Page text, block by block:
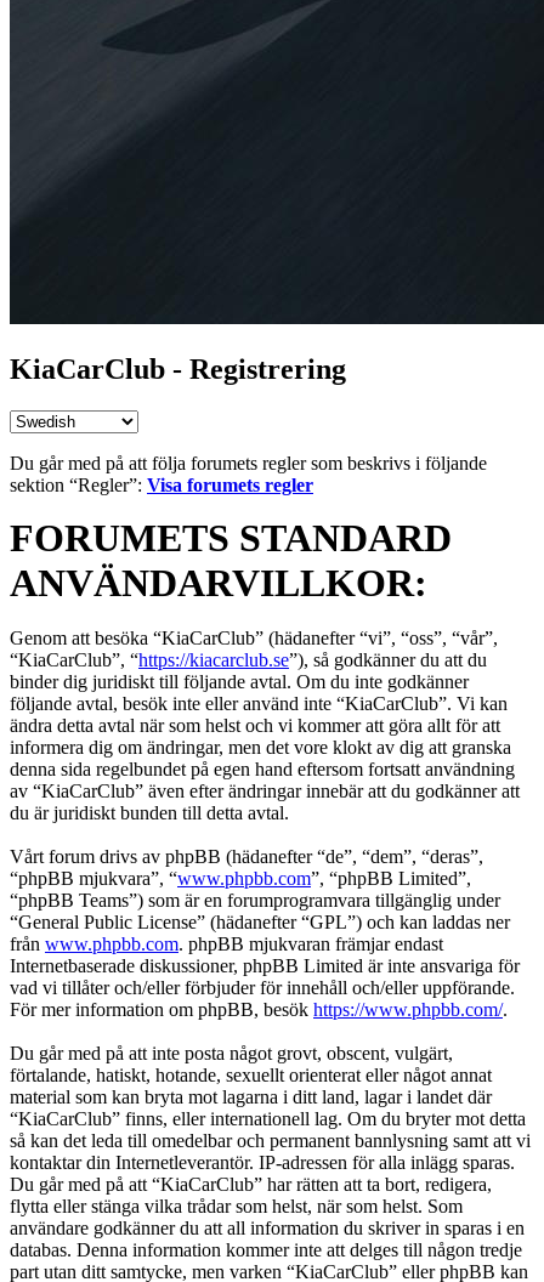
KiaCarClub - Registrering
Du går med på att följa forumets regler som beskrivs i följande
sektion “Regler”: Visa forumets regler
FORUMETS STANDARD
ANVÄNDARVILLKOR:
Genom att besöka “KiaCarClub” (hädanefter “vi”, “oss”, “vår”,
“KiaCarClub”, “https://kiacarclub.se”), så godkänner du att du
binder dig juridiskt till följande avtal. Om du inte godkänner
följande avtal, besök inte eller använd inte “KiaCarClub”. Vi kan
ändra detta avtal när som helst och vi kommer att göra allt för att
informera dig om ändringar, men det vore klokt av dig att granska
denna sida regelbundet på egen hand eftersom fortsatt användning
av “KiaCarClub” även efter ändringar innebär att du godkänner att
du är juridiskt bunden till detta avtal.
Vårt forum drivs av phpBB (hädanefter “de”, “dem”, “deras”,
“phpBB mjukvara”, “www.phpbb.com”, “phpBB Limited”,
“phpBB Teams”) som är en forumprogramvara tillgänglig under
“General Public License” (hädanefter “GPL”) och kan laddas ner
från www.phpbb.com. phpBB mjukvaran främjar endast
Internetbaserade diskussioner, phpBB Limited är inte ansvariga för
vad vi tillåter och/eller förbjuder för innehåll och/eller uppförande.
För mer information om phpBB, besök https://www.phpbb.com/.
Du går med på att inte posta något grovt, obscent, vulgärt,
förtalande, hatiskt, hotande, sexuellt orienterat eller något annat
material som kan bryta mot lagarna i ditt land, lagar i landet där
“KiaCarClub” finns, eller internationell lag. Om du bryter mot detta
så kan det leda till omedelbar och permanent bannlysning samt att vi
kontaktar din Internetleverantör. IP-adressen för alla inlägg sparas.
Du går med på att “KiaCarClub” har rätten att ta bort, redigera,
flytta eller stänga vilka trådar som helst, när som helst. Som
användare godkänner du att all information du skriver in sparas i en
databas. Denna information kommer inte att delges till någon tredje
part utan ditt samtycke, men varken “KiaCarClub” eller phpBB kan